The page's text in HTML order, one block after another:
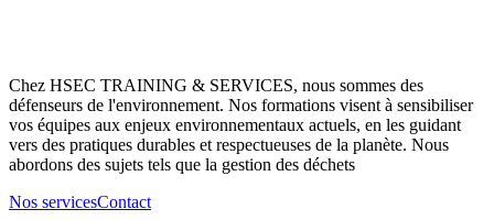
Chez HSEC TRAINING & SERVICES, nous sommes des
défenseurs de l'environnement. Nos formations visent à sensibiliser
vos équipes aux enjeux environnementaux actuels, en les guidant
vers des pratiques durables et respectueuses de la planète. Nous
abordons des sujets tels que la gestion des déchets
Nos servicesContact